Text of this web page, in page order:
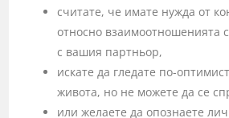
считате, че имате нужда от
относно взаимоотношенията
с вашия партньор,
искате да гледате по-
живота, но не можете да се
или желаете да опознаете